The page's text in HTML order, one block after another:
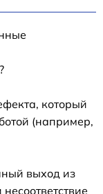
который
(например,
выход из